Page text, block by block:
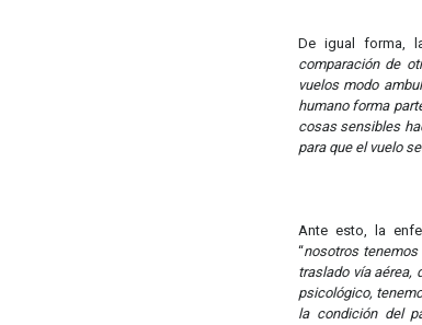
De igual forma,
comparación de
vuelos modo
humano forma
cosas sensibles
para que el vuelo
Ante esto, la
“nosotros
traslado vía aérea,
psicológico,
la condición del